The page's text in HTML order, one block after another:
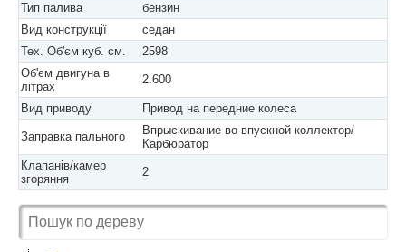
Тип палива
бензин
Вид конструкції
седан
Тех. Об'єм куб. см.
2598
Об'єм двигуна в
літрах
2.600
Вид приводу Привод на передние колеса
Заправка пального
Впрыскивание во впускной коллектор/
Карбюратор
Клапанів/камер
згоряння
2